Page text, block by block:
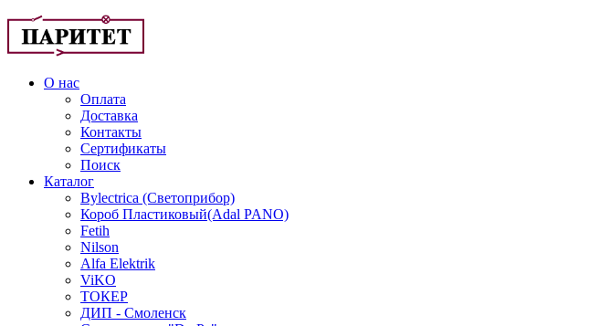
О нас
Оплата
Доставка
Контакты
Сертификаты
Поиск
Каталог
Bylectrica (Светоприбор)
Короб Пластиковый(Adal PANO)
Fetih
Nilson
Alfa Elektrik
ViKO
ТОКЕР
ДИП - Смоленск